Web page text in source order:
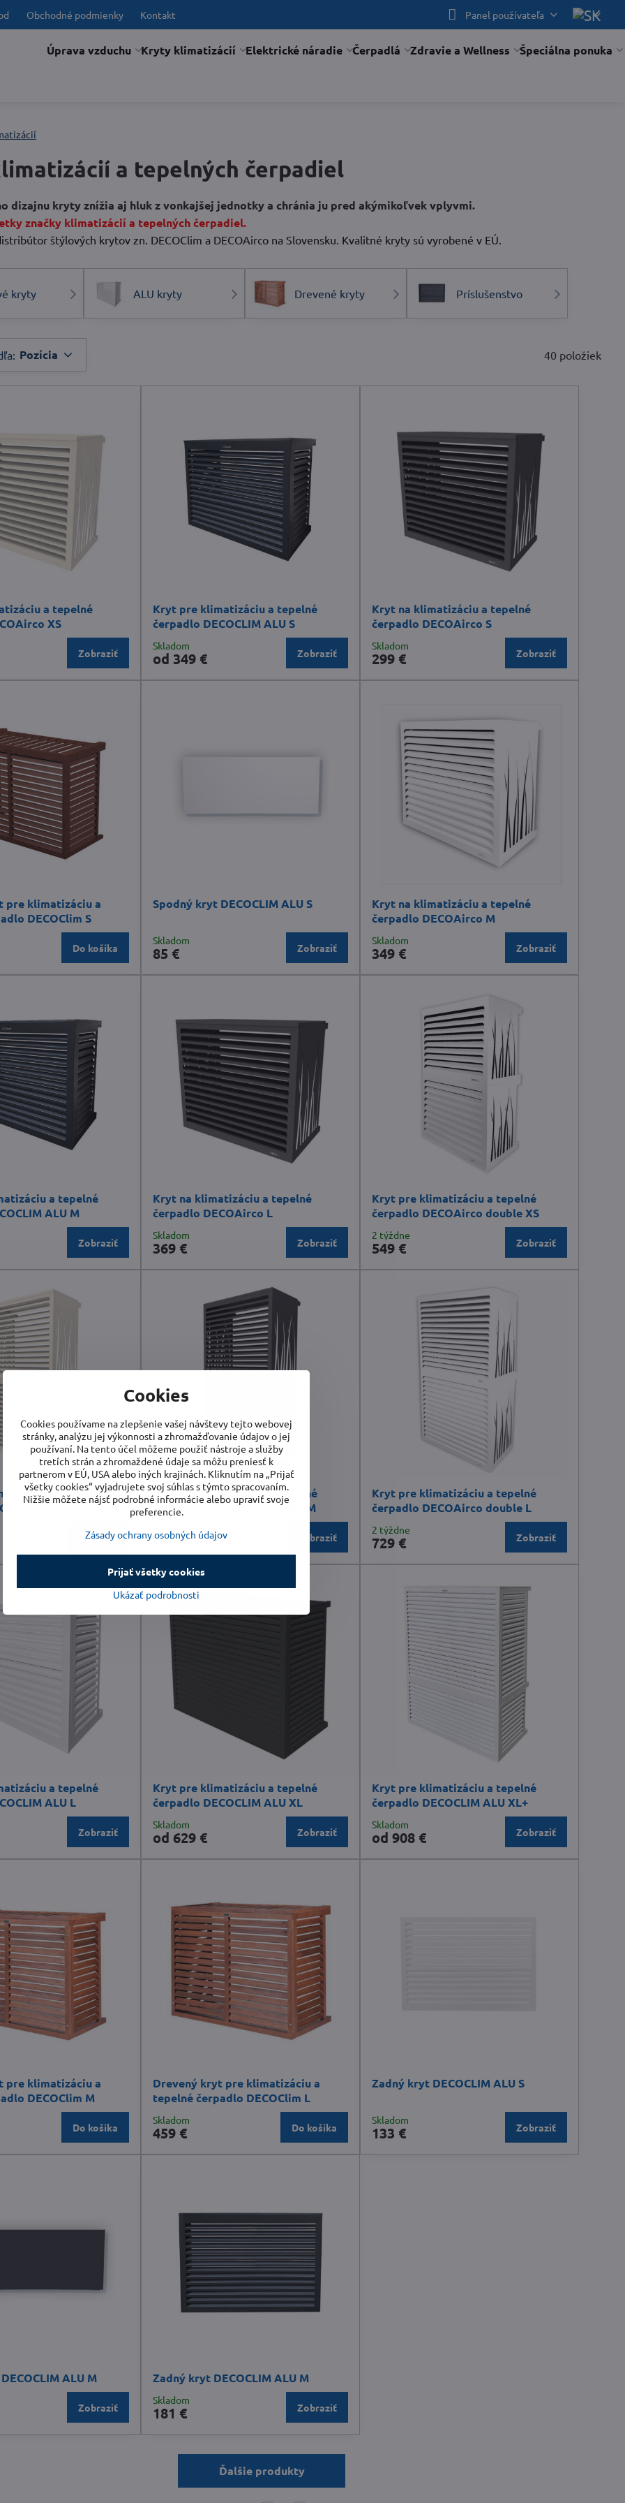
Obchodné podmienky Kontakt Panel používateľa
Úprava vzduchu Kryty klimatizácií Elektrické náradie Čerpadlá Zdravie a Wellness Špeciálna ponuka
a tepelných čerpadiel
dizajnu kryty znížia aj hluk z vonkajšej jednotky a chránia ju pred akýmikoľvek vplyvmi.
značky klimatizácií a tepelných čerpadiel.
štýlových krytov zn. DECOClim a DECOAirco na Slovensku. Kvalitné kryty sú vyrobené v EÚ.
kryty ALU kryty Drevené kryty Príslušenstvo
Pozícia 40 položiek
a tepelné
XS
Zobraziť
Kryt pre klimatizáciu a tepelné
čerpadlo DECOCLIM ALU S
Skladom
od 349 € Zobraziť
Kryt na klimatizáciu a tepelné
čerpadlo DECOAirco S
Skladom
299 € Zobraziť
pre klimatizáciu a
DECOClim S
Do košíka
Spodný kryt DECOCLIM ALU S
Skladom
85 € Zobraziť
Kryt na klimatizáciu a tepelné
čerpadlo DECOAirco M
Skladom
349 € Zobraziť
a tepelné
ALU M
Zobraziť
Kryt na klimatizáciu a tepelné
čerpadlo DECOAirco L
Skladom
369 € Zobraziť
Kryt pre klimatizáciu a tepelné
čerpadlo DECOAirco double XS
2 týždne
549 € Zobraziť
a tepelné
double S
Zobraziť
Kryt pre klimatizáciu a tepelné
čerpadlo DECOAirco double M
2 týždne
690 € Zobraziť
Kryt pre klimatizáciu a tepelné
čerpadlo DECOAirco double L
2 týždne
729 € Zobraziť
a tepelné
ALU L
Zobraziť
Kryt pre klimatizáciu a tepelné
čerpadlo DECOCLIM ALU XL
Skladom
od 629 € Zobraziť
Kryt pre klimatizáciu a tepelné
čerpadlo DECOCLIM ALU XL+
Skladom
od 908 € Zobraziť
pre klimatizáciu a
DECOClim M
Do košíka
Drevený kryt pre klimatizáciu a
tepelné čerpadlo DECOClim L
Skladom
459 € Do košíka
Zadný kryt DECOCLIM ALU S
Skladom
133 € Zobraziť
ALU M
Zobraziť
Zadný kryt DECOCLIM ALU M
Skladom
181 € Zobraziť
Ďalšie produkty
Cookies
Cookies používame na zlepšenie vašej návštevy tejto webovej
stránky, analýzu jej výkonnosti a zhromažďovanie údajov o jej
používaní. Na tento účel môžeme použiť nástroje a služby
tretích strán a zhromaždené údaje sa môžu preniesť k
partnerom v EÚ, USA alebo iných krajinách. Kliknutím na „Prijať
všetky cookies“ vyjadrujete svoj súhlas s týmto spracovaním.
Nižšie môžete nájsť podrobné informácie alebo upraviť svoje
preferencie.
Zásady ochrany osobných údajov
Ukázať podrobnosti
Prijať všetky cookies